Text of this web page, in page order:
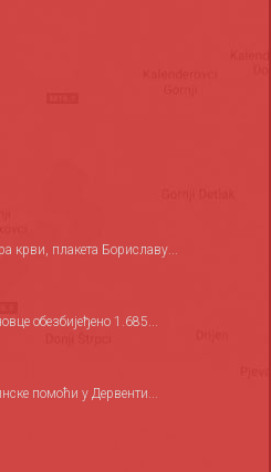
крви, плакета Бориславу...
обезбијеђено 1.685...
помоћи у Дервенти...